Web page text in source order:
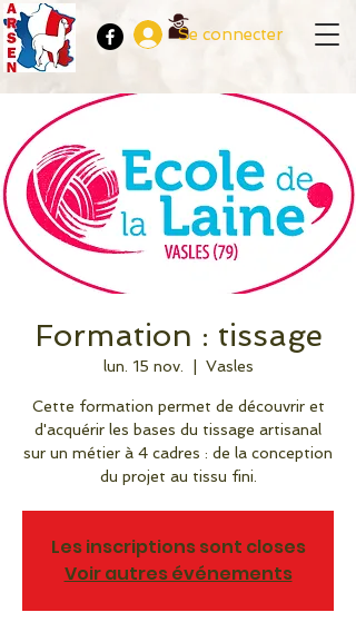
Se connecter
Formation : tissage
lun. 15 nov. Vasles
Cette formation permet de découvrir et
d'acquérir les bases du tissage artisanal
sur un métier à 4 cadres : de la conception
du projet au tissu fini.
Les inscriptions sont closes
Voir autres événements